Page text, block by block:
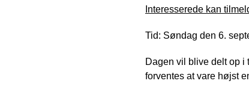
Interesserede kan
Tid: Søndag den 6.
Dagen vil blive delt op
forventes at vare højst